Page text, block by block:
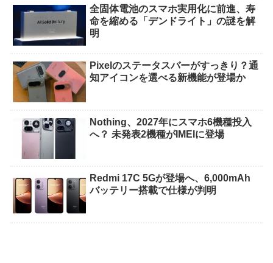
全固体電池のスマホ実用化に前進、寿
命を縮める「デンドライト」の謎を解
明
Pixelのステータスバーがすっきり？通
知アイコンを選べる新機能が登場か
Nothing、2027年にスマホ6機種投入
へ？ 未発表2機種がIMEIに登場
Redmi 17C 5Gが登場へ、6,000mAh
バッテリー搭載で仕様が判明